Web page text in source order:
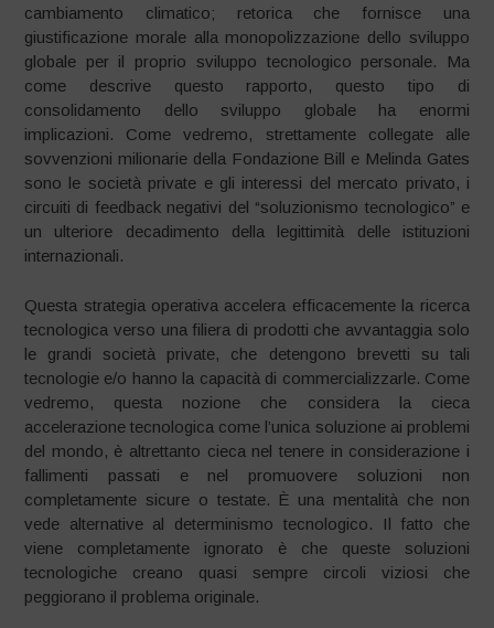
cambiamento climatico; retorica che fornisce una
giustificazione morale alla monopolizzazione dello sviluppo
globale per il proprio sviluppo tecnologico personale. Ma
come descrive questo rapporto, questo tipo di
consolidamento dello sviluppo globale ha enormi
implicazioni. Come vedremo, strettamente collegate alle
sovvenzioni milionarie della Fondazione Bill e Melinda Gates
sono le società private e gli interessi del mercato privato, i
circuiti di feedback negativi del “soluzionismo tecnologico” e
un ulteriore decadimento della legittimità delle istituzioni
internazionali.
Questa strategia operativa accelera efficacemente la ricerca
tecnologica verso una filiera di prodotti che avvantaggia solo
le grandi società private, che detengono brevetti su tali
tecnologie e/o hanno la capacità di commercializzarle. Come
vedremo, questa nozione che considera la cieca
accelerazione tecnologica come l’unica soluzione ai problemi
del mondo, è altrettanto cieca nel tenere in considerazione i
fallimenti passati e nel promuovere soluzioni non
completamente sicure o testate. È una mentalità che non
vede alternative al determinismo tecnologico. Il fatto che
viene completamente ignorato è che queste soluzioni
tecnologiche creano quasi sempre circoli viziosi che
peggiorano il problema originale.